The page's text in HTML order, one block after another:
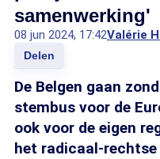
samenwerking'
08 jun 2024, 17:42Valérie
Delen
De Belgen gaan
stembus voor de
ook voor de eigen
het radicaal-rechtse